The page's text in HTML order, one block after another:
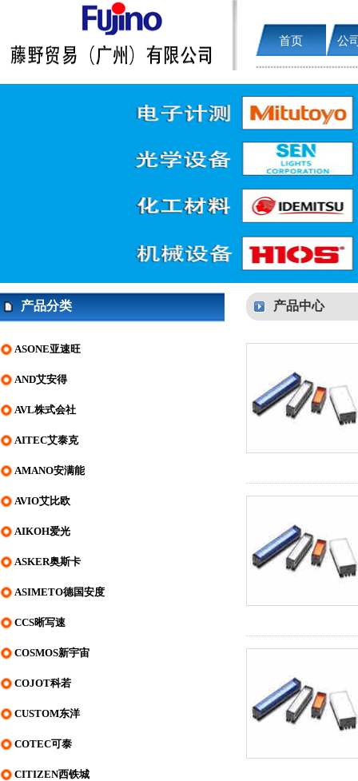
首页 公
产品分类
ASONE亚速旺
AND艾安得
AVL株式会社
AITEC艾泰克
AMANO安满能
AVIO艾比欧
AIKOH爱光
ASKER奥斯卡
ASIMETO德国安度
CCS晰写速
COSMOS新宇宙
COJOT科若
CUSTOM东洋
COTEC可泰
CITIZEN西铁城
产品中心